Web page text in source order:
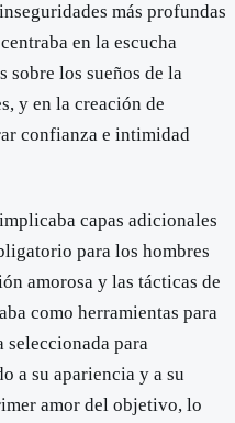
más profundas
en la escucha
sobre los sueños de la
y en la creación de
confianza e intimidad
capas adicionales
para los hombres
amorosa y las tácticas de
como herramientas para
seleccionada para
a su apariencia y a su
amor del objetivo, lo